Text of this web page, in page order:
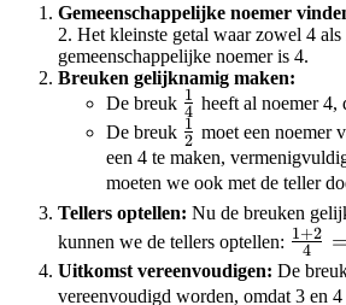
Gemeenschappelijke noemer
2. Het kleinste getal waar zowel 4
gemeenschappelijke noemer is 4.
Breuken gelijknamig maken:
De breuk \frac{1}
{4}
4
1 heeft al noemer 4,
De breuk \frac{1}
{2}
2
1 moet een noemer
een 4 te maken,
moeten we ook met de teller
Tellers optellen: Nu de breuken
kunnen we de tellers optellen:
{4}
4
1+2
Uitkomst vereenvoudigen: De
vereenvoudigd worden, omdat 3 en 4